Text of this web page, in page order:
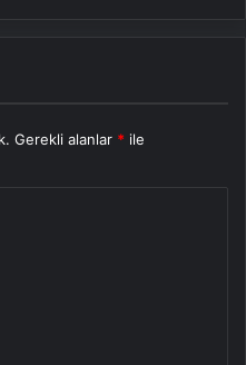
Gerekli alanlar * ile